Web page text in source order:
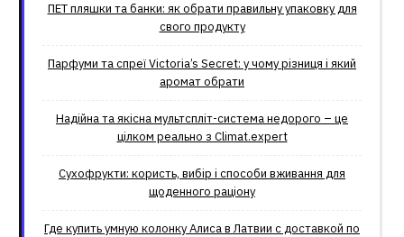
ПЕТ пляшки та банки: як обрати правильну упаковку для
свого продукту
Парфуми та спреї Victoria’s Secret: у чому різниця і який
аромат обрати
Надійна та якісна мультспліт-система недорого – це
цілком реально з Climat.еxpert
Сухофрукти: користь, вибір і способи вживання для
щоденного раціону
Где купить умную колонку Алиса в Латвии с доставкой по